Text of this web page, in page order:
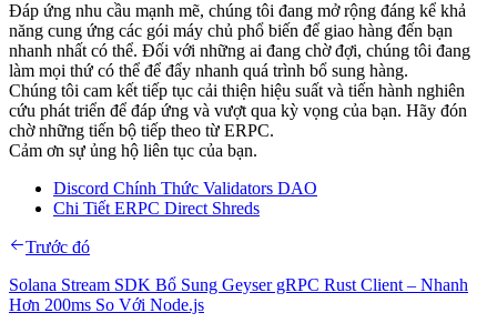
Đáp ứng nhu cầu mạnh mẽ, chúng tôi đang mở rộng đáng kể khả
năng cung ứng các gói máy chủ phổ biến để giao hàng đến bạn
nhanh nhất có thể. Đối với những ai đang chờ đợi, chúng tôi đang
làm mọi thứ có thể để đẩy nhanh quá trình bổ sung hàng.
Chúng tôi cam kết tiếp tục cải thiện hiệu suất và tiến hành nghiên
cứu phát triển để đáp ứng và vượt qua kỳ vọng của bạn. Hãy đón
chờ những tiến bộ tiếp theo từ ERPC.
Cảm ơn sự ủng hộ liên tục của bạn.
Discord Chính Thức Validators DAO
Chi Tiết ERPC Direct Shreds
Trước đó
Solana Stream SDK Bổ Sung Geyser gRPC Rust Client – Nhanh
Hơn 200ms So Với Node.js